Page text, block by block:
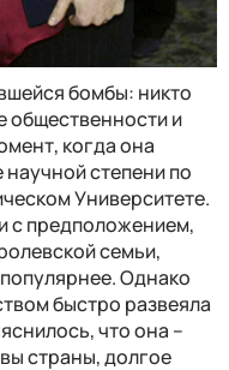
бомбы: никто
общественности и
когда она
степени по
Университете.
с предположением,
семьи,
Однако
быстро развеяла
что она –
страны, долгое